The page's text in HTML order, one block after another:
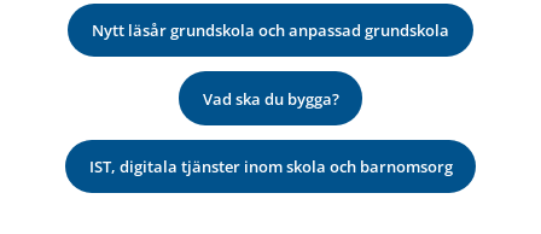
Nytt läsår grundskola och anpassad grundskola
Vad ska du bygga?
IST, digitala tjänster inom skola och barnomsorg